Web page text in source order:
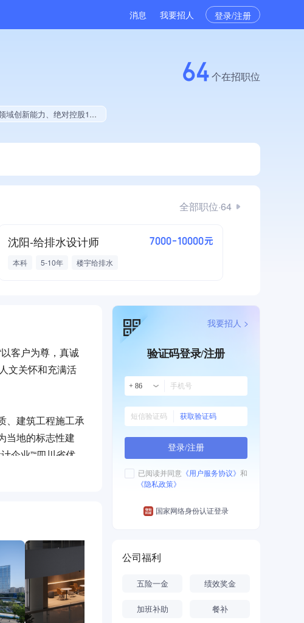
消息 我要招人 登录/注册
有绿色资质、拥有工艺创新能力、拥有多项作品、美术作品创作量位于同行前50、拥有多项著作权、软件研发量位于同行前5%、2025年度软件研发量增长
64个在招职位
全部职位·64
沈阳-给排水设计师 7000-10000元
本科 5-10年 楼宇给排水
客户为尊，真诚
文关怀和充满活
、建筑工程施工承
当地的标志性建
企业”“四川省优
验证码登录/注册
+ 86
获取验证码
登录/注册
已阅读并同意 《用户服务协议》 和
《隐私政策》
国家网络身份认证登录
我要招人 >
公司福利
五险一金 绩效奖金
加班补助 餐补